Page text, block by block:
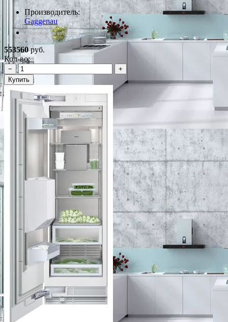
Производитель:
Gaggenau
*Наличие уточняйте у менеджера
553560руб.
Кол-во:
−
+
Купить